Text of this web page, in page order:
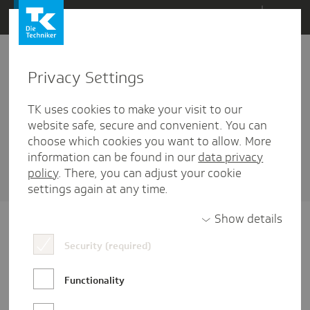
Direkt
Inhalt
Event
2 Artikel diesem Schlagwort zugehörig
Sortieren nach DatumoderBeliebtheit
Privacy Settings
TK uses cookies to make your visit to our
website safe, secure and convenient. You can
choose which cookies you want to allow. More
information can be found in our data privacy
policy. There, you can adjust your cookie
settings again at any time.
Show details
Security (required)
Functionality